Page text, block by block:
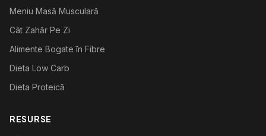
Meniu Masă Musculară
Cât Zahăr Pe Zi
Alimente Bogate în Fibre
Dieta Low Carb
Dieta Proteică
RESURSE